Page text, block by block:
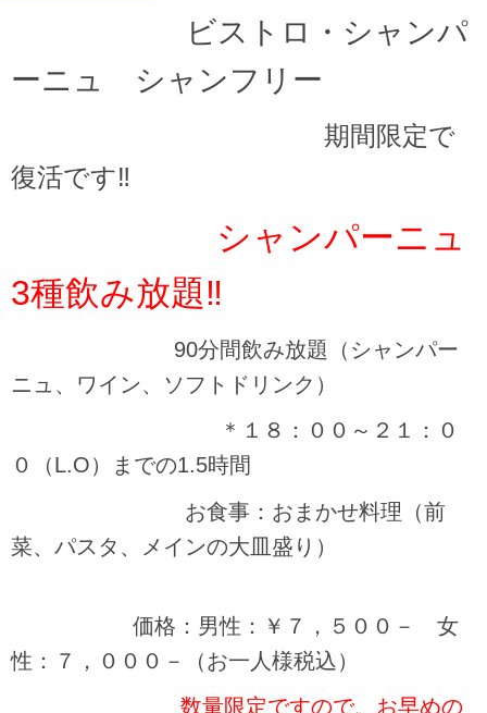
ビストロ・シャンパ
ーニュ シャンフリー
期間限定で
復活です‼
シャンパーニュ
3種飲み放題‼
90分間飲み放題（シャンパー
ニュ、ワイン、ソフトドリンク）
＊１８：００～２１：０
０（L.O）までの1.5時間
お食事：おまかせ料理（前
菜、パスタ、メインの大皿盛り）
価格：男性：￥７，５００－ 女
性：７，０００－（お一人様税込）
数量限定ですので、お早めの